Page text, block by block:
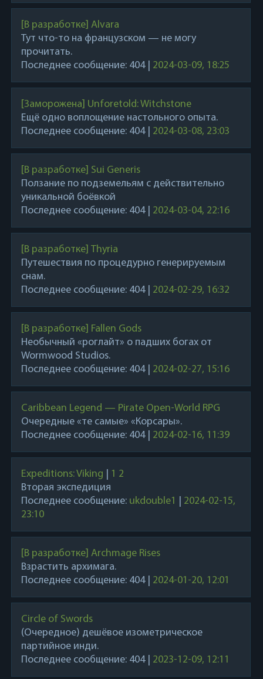
[В разработке] Alvara
Тут что-то на французском — не могу
прочитать.
Последнее сообщение: 404| 2024-03-09, 18:25
[Заморожена] Unforetold: Witchstone
Ещё одно воплощение настольного опыта.
Последнее сообщение: 404| 2024-03-08, 23:03
[В разработке] Sui Generis
Ползание по подземельям с действительно
уникальной боёвкой
Последнее сообщение: 404| 2024-03-04, 22:16
[В разработке] Thyria
Путешествия по процедурно генерируемым
снам.
Последнее сообщение: 404| 2024-02-29, 16:32
[В разработке] Fallen Gods
Необычный «роглайт» о падших богах от
Wormwood Studios.
Последнее сообщение: 404| 2024-02-27, 15:16
Caribbean Legend — Pirate Open-World RPG
Очередные «те самые» «Корсары».
Последнее сообщение: 404| 2024-02-16, 11:39
Expeditions: Viking 1 2
Вторая экспедиция
Последнее сообщение: ukdouble1
2024-02-15,
23:10
[В разработке] Archmage Rises
Взрастить архимага.
Последнее сообщение: 404| 2024-01-20, 12:01
Circle of Swords
(Очередное) дешёвое изометрическое
партийное инди.
Последнее сообщение: 404| 2023-12-09, 12:11